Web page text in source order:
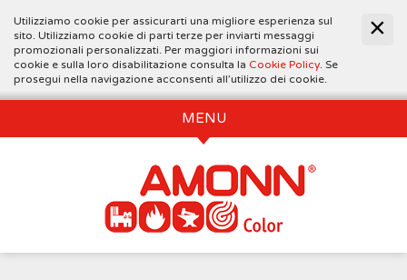
Utilizziamo cookie per assicurarti una migliore esperienza sul
sito. Utilizziamo cookie di parti terze per inviarti messaggi
promozionali personalizzati. Per maggiori informazioni sui
cookie e sulla loro disabilitazione consulta la Cookie Policy. Se
prosegui nella navigazione acconsenti all’utilizzo dei cookie.
MENU